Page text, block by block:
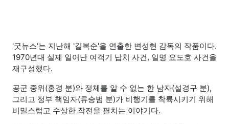
'굿뉴스'는 지난해 '길복순'을 연출한 변성현 감독의 작품이다.
1970년대 실제 일어난 여객기 납치 사건, 일명 요도호 사건을
재구성했다.
공군 중위(홍경 분)와 정체를 알 수 없는 한 남자(설경구 분),
그리고 정부 책임자(류승범 분)가 비행기를 착륙시키기 위해
비밀스럽고 수상한 작전을 펼치는 이야기다.